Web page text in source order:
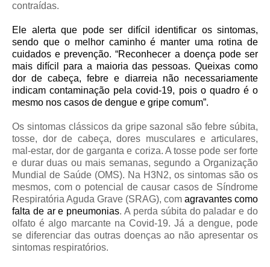
contraídas.
Ele alerta que pode ser difícil identificar os sintomas,
sendo que o melhor caminho é manter uma rotina de
cuidados e prevenção. “Reconhecer a doença pode ser
mais difícil para a maioria das pessoas. Queixas como
dor de cabeça, febre e diarreia não necessariamente
indicam contaminação pela covid-19, pois o quadro é o
mesmo nos casos de dengue e gripe comum”.
Os sintomas clássicos da gripe sazonal são febre súbita,
tosse, dor de cabeça, dores musculares e articulares,
mal-estar, dor de garganta e coriza. A tosse pode ser forte
e durar duas ou mais semanas, segundo a Organização
Mundial de Saúde (OMS). Na H3N2, os sintomas são os
mesmos, com o potencial de causar casos de Síndrome
Respiratória Aguda Grave (SRAG), com agravantes como
falta de ar e pneumonias.A perda súbita do paladar e do
olfato é algo marcante na Covid-19. Já a dengue, pode
se diferenciar das outras doenças ao não apresentar os
sintomas respiratórios.